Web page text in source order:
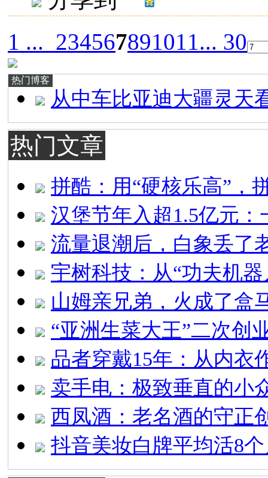
1 ... 234567891011... 30
热门博客
从中车比亚迪大疆灵天
热门文章
拼酷：用“硬核乐高”，
汉堡节年入超1.5亿元：
流量退潮后，白象丢了
宇树科技：从“功夫机器
山姆亲兄弟，火成了盒
“亚洲生菜大王”二次创
品者穿戴15年：从内衣
卖手电：极致垂直的小
西凤酒：老名酒的守正
抖音美妆白牌平均活8